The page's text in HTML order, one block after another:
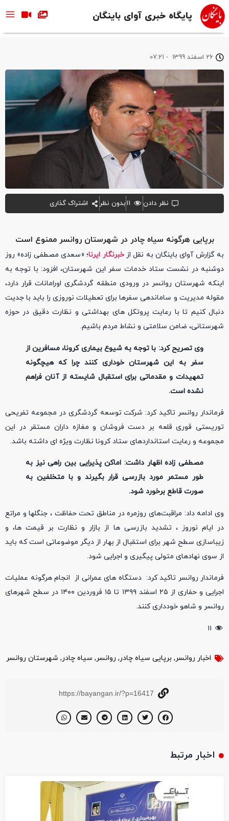
پایگاه خبری آوای باینگان
برپایی هرگونه سیاه چادر در شهرستان روانسر ممنوع است
26 اسفند 1399 -
07:21
نظر دادن ۱۱بدون نظر اشتراک گذاری
به گزارش آوای باینگان به نقل ازخبرنگار ایرنا؛ «سعدی مصطفی زاده» روز
دوشنبه در نشست ستاد خدمات سفر این شهرستان، افزود: با توجه به
اینکه شهرستان روانسر در ورودی منطقه گردشگری اورامانات قرار دارد،
مقوله مدیریت و ساماندهی سفرها برای تعطیلات نوروزی را باید با جدیت
دنبال کنیم تا با رعایت پروتکل های بهداشتی و نظارت دقیق در حوزه
شهرستانی، ضامن سلامتی و نشاط مردم باشیم.
وی تصریح کرد: با توجه به شیوع بیماری کرونا، مسافرین از
سفر به این شهرستان خوداری کنند چرا که هیچگونه
تمهیدات و مقدماتی برای استقبال شایسته از آنان فراهم
نشده است.
فرماندار روانسر تاکید کرد: شرکت توسعه گردشگری در مجموعه تفریحی
توریستی قوری قلعه بر دست فروشان و مغازه داران مستقر در این
مجموعه و رعایت استانداردهای ستاد کرونا نظارت ویژه ای داشته باشد.
مصطفی زاده اظهار داشت: اماکن پذیرایی بین راهی نیز به
طور مستمر مورد بازرسی قرار بگیرند و با متخلفین به
صورت قاطع برخورد شود.
وی ادامه داد: مراقبت‌های روزمره در مناطق تحت حفاظت ، جنگلها و مراتع
در ایام نوروز ، تشدید بازرسی ها از بازار و نظارت بر قیمت ها، و
زیباسازی سطح شهر برای استقبال از بهار از دیگر موضوعاتی است که باید
از سوی نهادهای متولی پیگیری و اجرایی شود.
فرماندار روانسر تاکید کرد: دستگاه های عمرانی از انجام هرگونه عملیات
اجرایی و حفاری از ۲۵ اسفند ۱۳۹۹ تا ۱۵ فروردین ۱۴۰۰ در سطح شهرهای
روانسر و شاهو خودداری کنند.
۱۱
اخبار روانسر , برپایی سیاه چادر , روانسر , سیاه چادر , شهرستان روانسر
https://bayangan.ir/?p=16417
اخبار مرتبط